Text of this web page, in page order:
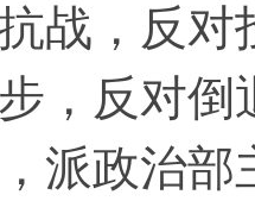
战，反
，反对
派政治